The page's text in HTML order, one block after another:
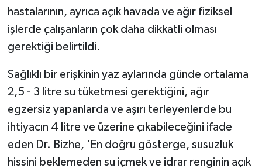
hastalarının, ayrıca açık havada ve ağır fiziksel
işlerde çalışanların çok daha dikkatli olması
gerektiği belirtildi.
Sağlıklı bir erişkinin yaz aylarında günde ortalama
2,5 - 3 litre su tüketmesi gerektiğini, ağır
egzersiz yapanlarda ve aşırı terleyenlerde bu
ihtiyacın 4 litre ve üzerine çıkabileceğini ifade
eden Dr. Bizhe, ‘En doğru gösterge, susuzluk
hissini beklemeden su içmek ve idrar renginin açık